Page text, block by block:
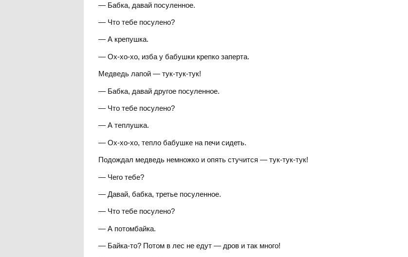
— Бабка, давай посуленное.
— Что тебе посулено?
— А крепушка.
— Ох-хо-хо, изба у бабушки крепко заперта.
Медведь лапой — тук-тук-тук!
— Бабка, давай другое посуленное.
— Что тебе посулено?
— А теплушка.
— Ох-хо-хо, тепло бабушке на печи сидеть.
Подождал медведь немножко и опять стучится — тук-тук-тук!
— Чего тебе?
— Давай, бабка, третье посуленное.
— Что тебе посулено?
— А потомбайка.
— Байка-то? Потом в лес не едут — дров и так много!